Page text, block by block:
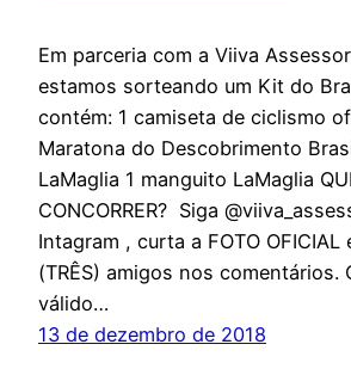
Em parceria com a Viiva
estamos sorteando um Kit do
contém: 1 camiseta de ciclismo
Maratona do Descobrimento
LaMaglia 1 manguito LaMaglia
CONCORRER? Siga
Intagram , curta a FOTO OFICIAL
(TRÊS) amigos nos comentários.
válido…
13 de dezembro de 2018